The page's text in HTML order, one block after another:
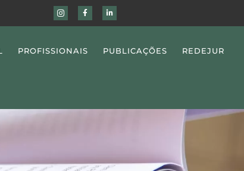
PROFISSIONAIS PUBLICAÇÕES REDEJUR